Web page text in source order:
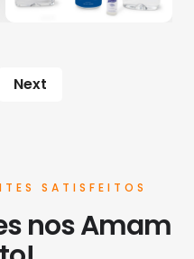
Next
SATISFEITOS
nos Amam